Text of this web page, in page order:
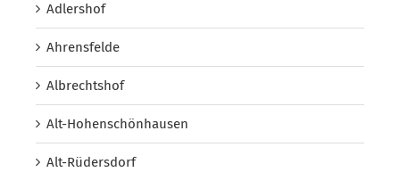
Adlershof
Ahrensfelde
Albrechtshof
Alt-Hohenschönhausen
Alt-Rüdersdorf